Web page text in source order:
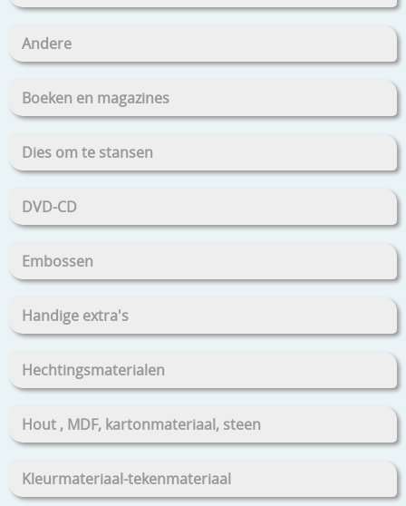
Andere
Boeken en magazines
Dies om te stansen
DVD-CD
Embossen
Handige extra's
Hechtingsmaterialen
Hout , MDF, kartonmateriaal, steen
Kleurmateriaal-tekenmateriaal